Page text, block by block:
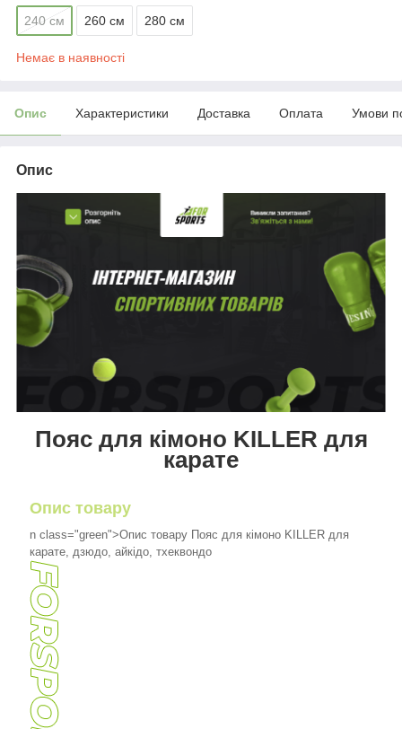
240 см 260 см 280 см
Немає в наявності
Опис Характеристики Доставка Оплата Умови
Опис
Пояс для кімоно KILLER для
карате
Опис товару
n class="green">Опис товару Пояс для кімоно KILLER для
карате, дзюдо, айкідо, тхеквондо